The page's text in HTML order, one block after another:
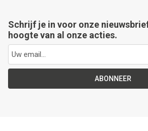
Schrijf je in voor onze
hoogte van al onze acties.
ABONNEER